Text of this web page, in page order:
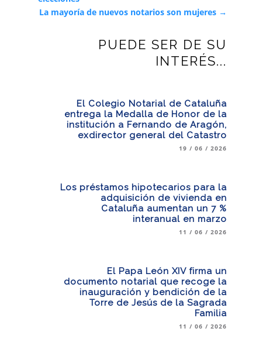
La mayoría de nuevos notarios son mujeres →
PUEDE SER DE SU
INTERÉS...
El Colegio Notarial de Cataluña
entrega la Medalla de Honor de la
institución a Fernando de Aragón,
exdirector general del Catastro
19 / 06 / 2026
Los préstamos hipotecarios para la
adquisición de vivienda en
Cataluña aumentan un 7 %
interanual en marzo
11 / 06 / 2026
El Papa León XIV firma un
documento notarial que recoge la
inauguración y bendición de la
Torre de Jesús de la Sagrada
Familia
11 / 06 / 2026